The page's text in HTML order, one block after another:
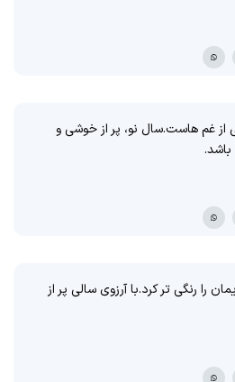
از غم هاست.سال نو، پر از خوشی و
باشد.
را رنگی تر کرد.با آرزوی سالی پر از